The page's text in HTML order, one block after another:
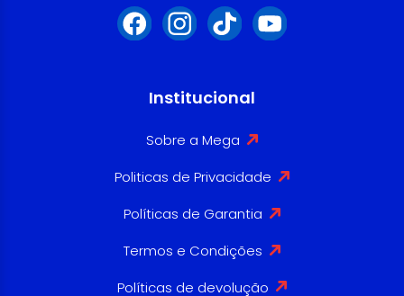
Institucional
Sobre a Mega
Politicas de Privacidade
Políticas de Garantia
Termos e Condições
Políticas de devolução